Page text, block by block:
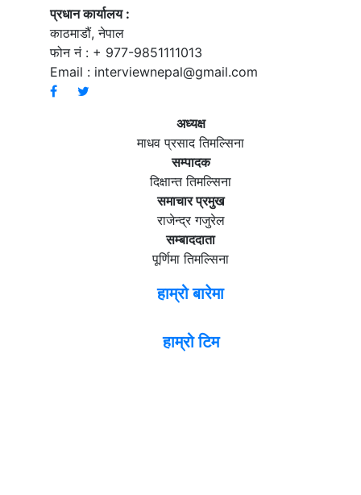
प्रधान कार्यालय :
काठमाडौं, नेपाल
फोन नं : + 977-9851111013
Email : interviewnepal@gmail.com
अध्यक्ष
माधव प्रसाद तिमल्सिना
सम्पादक
दिक्षान्त तिमल्सिना
समाचार प्रमुख
राजेन्द्र गजुरेल
सम्बाददाता
पूर्णिमा तिमल्सिना
हाम्रो बारेमा
हाम्रो टिम